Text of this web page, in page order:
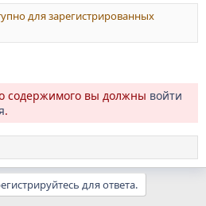
для зарегистрированных
содержимого вы должны войти
.
для ответа.